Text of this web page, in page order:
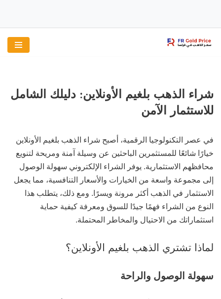
شراء الذهب بلغيم الأونلاين: دليلك الشامل
للاستثمار الآمن
في عصر التكنولوجيا الرقمية، أصبح شراء الذهب بلغيم الأونلاين
خيارًا شائعًا للمستثمرين الباحثين عن وسيلة آمنة ومريحة لتنويع
محافظهم الاستثمارية. يوفر الشراء الإلكتروني سهولة الوصول
إلى مجموعة واسعة من الخيارات والأسعار التنافسية، مما يجعل
الاستثمار في الذهب أكثر مرونة ويسرًا. ومع ذلك، يتطلب هذا
النوع من الشراء فهمًا جيدًا للسوق ومعرفة كيفية حماية
استثماراتك من الاحتيال والمخاطر المحتملة.
لماذا تشتري الذهب بلغيم الأونلاين؟
سهولة الوصول والراحة